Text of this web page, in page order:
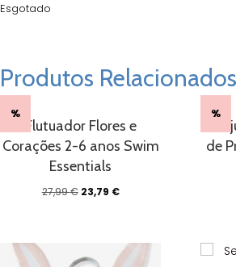
Esgotado
Produtos Relacionados
%
Flutuador Flores e
Corações 2-6 anos Swim
Essentials
27,99€ O
23,79 €O
23,79 €.
%
de